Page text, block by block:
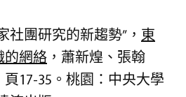
社團研究的新趨勢”， 東
的網絡 ，蕭新煌、張翰
17-35。桃園：中央大學